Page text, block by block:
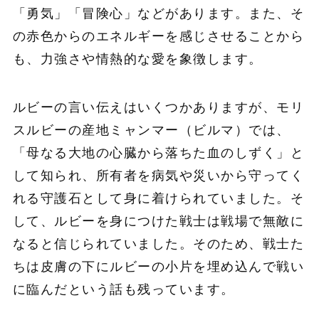
「勇気」「冒険心」などがあります。また、そ
の赤色からのエネルギーを感じさせることから
も、力強さや情熱的な愛を象徴します。
ルビーの言い伝えはいくつかありますが、モリ
スルビーの産地ミャンマー（ビルマ）では、
「母なる大地の心臓から落ちた血のしずく」と
して知られ、所有者を病気や災いから守ってく
れる守護石として身に着けられていました。そ
して、ルビーを身につけた戦士は戦場で無敵に
なると信じられていました。そのため、戦士た
ちは皮膚の下にルビーの小片を埋め込んで戦い
に臨んだという話も残っています。